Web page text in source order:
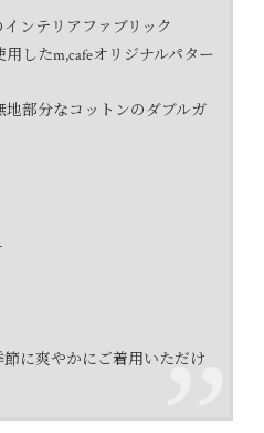
ンテリアファブリック
したm,cafeオリジナルパター
地部分なコットンのダブルガ
に爽やかにご着用いただけ